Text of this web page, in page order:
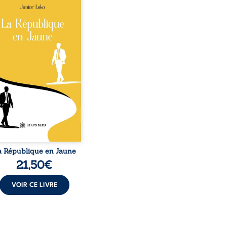
la naissance de
de races différentes
l’ordre établi :
est Noir et Junior est
bien que nés d’un
de Noirs. Très vite,
attire les médias
et transforme
blanc en une figure
sacrée, investie,
certains, d’une mission
Cependant, sous
couvert de ...
République en Jaune
21,50€
VOIR CE LIVRE